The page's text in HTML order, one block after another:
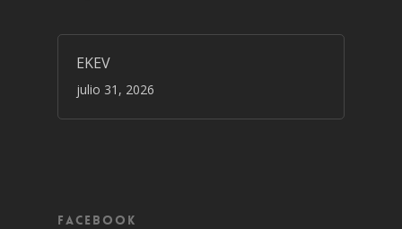
EKEV
julio 31, 2026
Facebook